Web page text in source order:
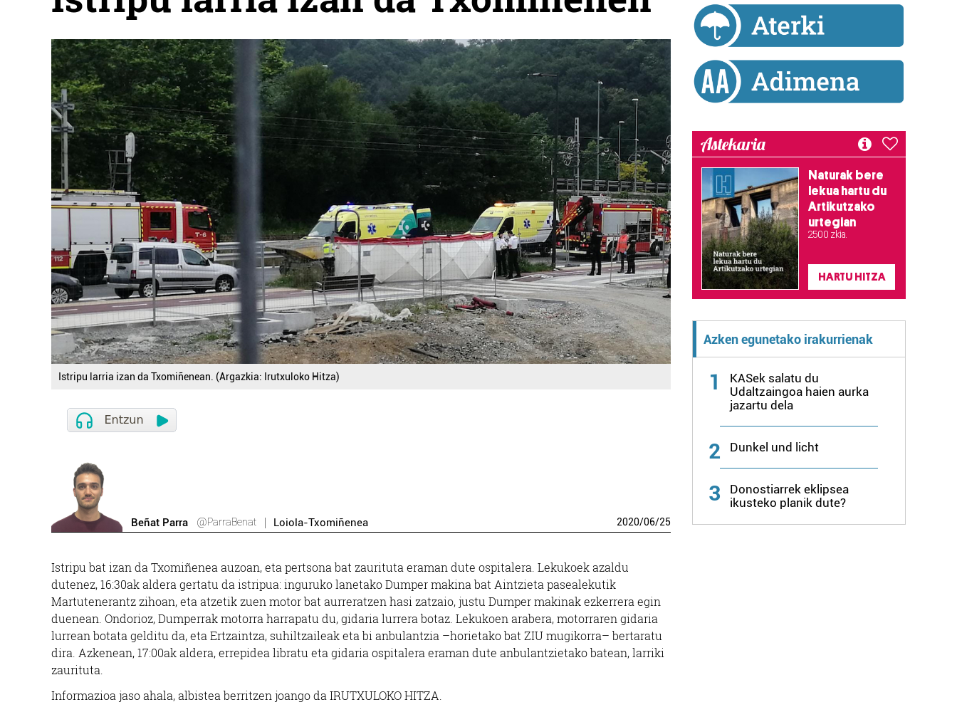
Istripu larria izan da Txomiñenean. (Argazkia: Irutxuloko Hitza)
Beñat Parra @ParraBenat Loiola-Txomiñenea 2020/06/25
Istripu bat izan da Txomiñenea auzoan, eta pertsona bat zaurituta eraman dute ospitalera. Lekukoek azaldu
dutenez, 16:30ak aldera gertatu da istripua: inguruko lanetako Dumper makina bat Aintzieta pasealekutik
Martutenerantz zihoan, eta atzetik zuen motor bat aurreratzen hasi zatzaio, justu Dumper makinak ezkerrera egin
duenean. Ondorioz, Dumperrak motorra harrapatu du, gidaria lurrera botaz. Lekukoen arabera, motorraren gidaria
lurrean botata gelditu da, eta Ertzaintza, suhiltzaileak eta bi anbulantzia –horietako bat ZIU mugikorra– bertaratu
dira. Azkenean, 17:00ak aldera, errepidea libratu eta gidaria ospitalera eraman dute anbulantzietako batean, larriki
zaurituta.
Informazioa jaso ahala, albistea berritzen joango da IRUTXULOKO HITZA.
Astekaria
Naturak bere
lekua hartu du
Artikutzako
urtegian
2.500 zkia.
HARTU HITZA
Azken egunetako irakurrienak
1
KASek salatu du
Udaltzaingoa haien aurka
jazartu dela
2 Dunkel und licht
3
Donostiarrek eklipsea
ikusteko planik dute?